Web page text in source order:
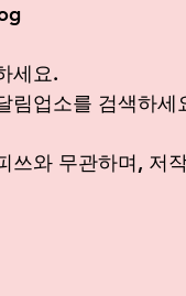
세요.
림업소를 검색하세
쓰와 무관하며, 저